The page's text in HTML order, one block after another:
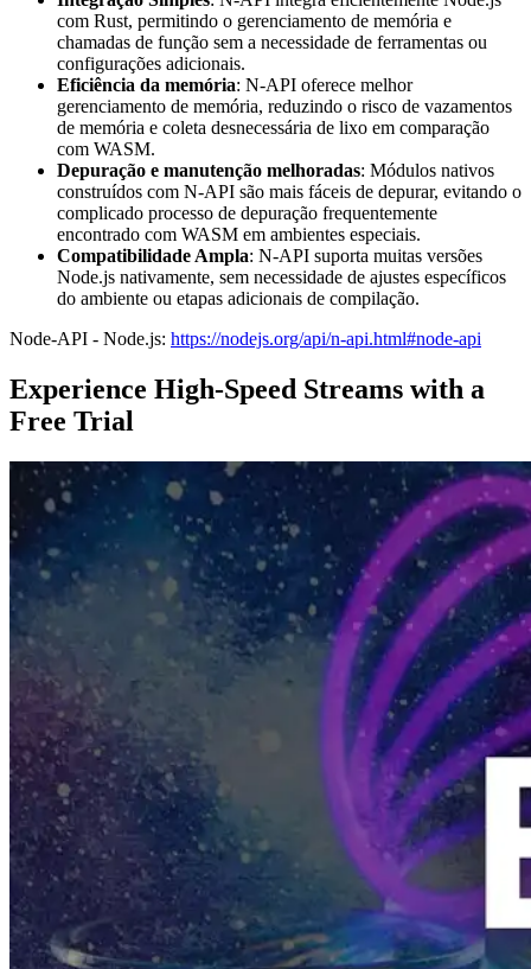
com Rust, permitindo o gerenciamento de memória e
chamadas de função sem a necessidade de ferramentas ou
configurações adicionais.
Eficiência da memória: N-API oferece melhor
gerenciamento de memória, reduzindo o risco de vazamentos
de memória e coleta desnecessária de lixo em comparação
com WASM.
Depuração e manutenção melhoradas: Módulos nativos
construídos com N-API são mais fáceis de depurar, evitando o
complicado processo de depuração frequentemente
encontrado com WASM em ambientes especiais.
Compatibilidade Ampla: N-API suporta muitas versões
Node.js nativamente, sem necessidade de ajustes específicos
do ambiente ou etapas adicionais de compilação.
Node-API - Node.js: https://nodejs.org/api/n-api.html#node-api
Experience High-Speed Streams with a
Free Trial